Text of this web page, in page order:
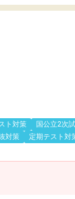
ト対策
国公立2次
対策 定期テスト対